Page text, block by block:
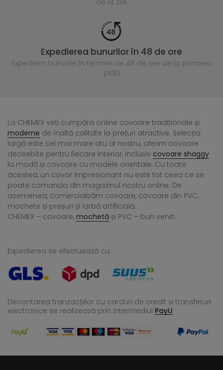
de 14 zile
Expedierea bunurilor în 48 de ore
Expediem bunurile în termen de 48 de ore de la primirea
plății
La CHEMEX veți cumpăra online covoare tradiționale și
moderne de înaltă calitate la prețuri atractive. Selecția
largă este cel mai mare atu al nostru, oferim covoare
deosebite pentru fiecare interior, inclusiv covoare shaggy
la modă și covoare cu modele orientale. Cu toate
acestea, un covor impresionant nu este tot ceea ce se
poate comanda din magazinul nostru online. De
asemenea, comercializăm covoare, covoare din PVC,
mochete și preșuri și iarbă artificială.
CHEMEX – covoare, mochetă și PVC – bun venit!
Expedierea se efectuează cu:
Decontarea tranzacțiilor cu carduri de credit și transferuri
electronice se realizează prin intermediul PayU